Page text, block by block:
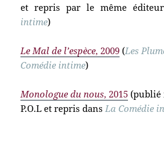
et repris par le même
intime)
Le Mal de l’espèce, 2009 (Les
Comédie intime)
Monologue du nous, 2015 (publié
P.O.L et repris dans La Comédie